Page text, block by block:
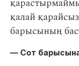
қалай
барысының
― Сот